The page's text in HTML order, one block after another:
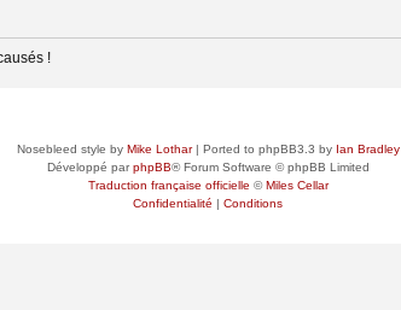
!
Nosebleed style by Mike Lothar| Ported to phpBB3.3 by Ian Bradley
Développé parphpBB® Forum Software © phpBB Limited
Traduction française officielle ©Miles Cellar
Confidentialité | Conditions